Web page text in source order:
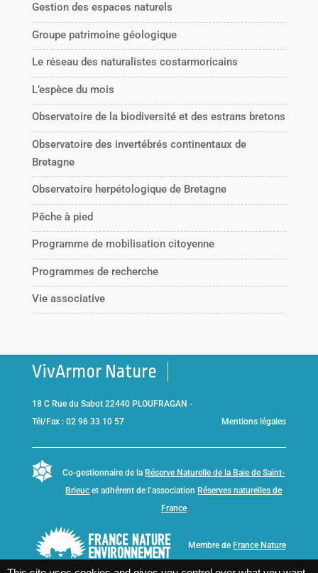
Gestion des espaces naturels
Groupe patrimoine géologique
Le réseau des naturalistes costarmoricains
L’espèce du mois
Observatoire de la biodiversité et des estrans bretons
Observatoire des invertébrés continentaux de
Bretagne
Observatoire herpétologique de Bretagne
Pêche à pied
Programme de mobilisation citoyenne
Programmes de recherche
Vie associative
VivArmor Nature
18 C Rue du Sabot 22440 PLOUFRAGAN -
Tél/Fax : 02 96 33 10 57
Mentions légales
Co-gestionnaire de la Réserve Naturelle de la Baie de Saint-
Brieuc et adhérent de l’association Réserves naturelles de
France
Membre de France Nature